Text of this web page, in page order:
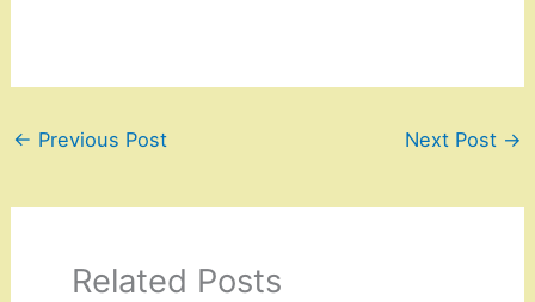
← Previous Post Next Post →
Related Posts